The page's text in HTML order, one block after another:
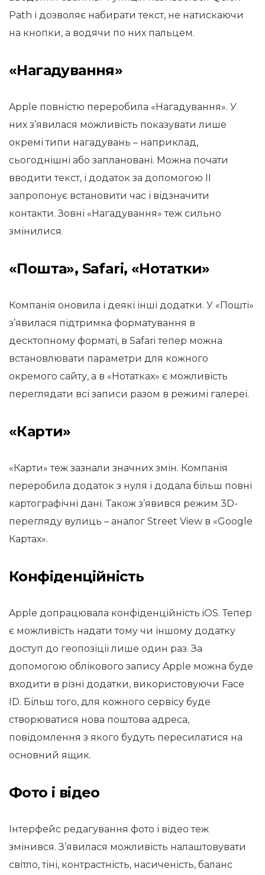
Path і дозволяє набирати текст, не натискаючи
на кнопки, а водячи по них пальцем.
«Нагадування»
Apple повністю переробила «Нагадування». У
них з’явилася можливість показувати лише
окремі типи нагадувань – наприклад,
сьогоднішні або заплановані. Можна почати
вводити текст, і додаток за допомогою ІІ
запропонує встановити час і відзначити
контакти. Зовні «Нагадування» теж сильно
змінилися.
«Пошта», Safari, «Нотатки»
Компанія оновила і деякі інші додатки. У «Пошті»
з’явилася підтримка форматування в
десктопному форматі, в Safari тепер можна
встановлювати параметри для кожного
окремого сайту, а в «Нотатках» є можливість
переглядати всі записи разом в режимі галереї.
«Карти»
«Карти» теж зазнали значних змін. Компанія
переробила додаток з нуля і додала більш повні
картографічні дані. Також з’явився режим 3D-
перегляду вулиць – аналог Street View в «Google
Картах».
Конфіденційність
Apple допрацювала конфіденційність iOS. Тепер
є можливість надати тому чи іншому додатку
доступ до геопозіціі лише один раз. За
допомогою облікового запису Apple можна буде
входити в різні додатки, використовуючи Face
ID. Більш того, для кожного сервісу буде
створюватися нова поштова адреса,
повідомлення з якого будуть пересилатися на
основний ящик.
Фото і відео
Інтерфейс редагування фото і відео теж
змінився. З’явилася можливість налаштовувати
світло, тіні, контрастність, насиченість, баланс